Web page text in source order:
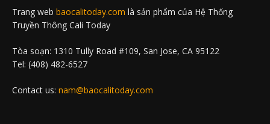
Trang web baocalitoday.com là sản phẩm của Hệ Thống
Truyền Thông Cali Today
Tòa soạn: 1310 Tully Road #109, San Jose, CA 95122
Tel: (408) 482-6527
Contact us: nam@baocalitoday.com